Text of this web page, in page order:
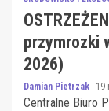
przymrozki
2026)
Damian Pietrzak 19
Centralne Biuro